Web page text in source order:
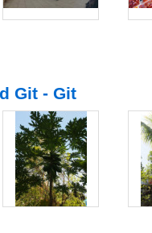
Git - Git